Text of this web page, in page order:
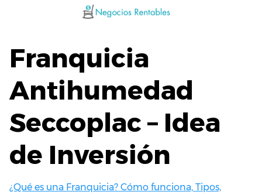
Franquicia
Antihumedad
Seccoplac – Idea
de Inversión
¿Qué es una Franquicia? Cómo funciona, Tipos,